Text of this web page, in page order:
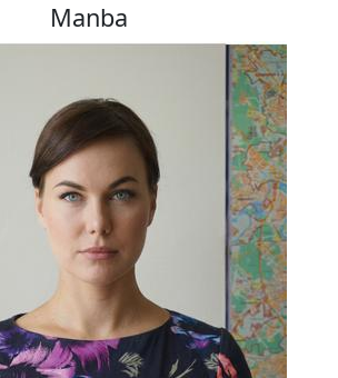
Manba